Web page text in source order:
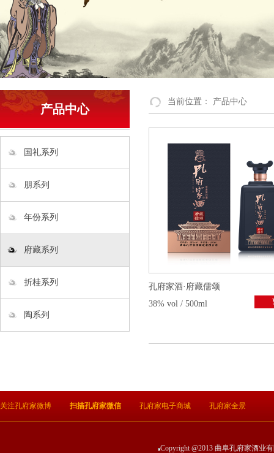
产品中心
国礼系列
朋系列
年份系列
府藏系列
折桂系列
陶系列
当前位置： 产品中心
孔府家酒·府藏儒颂
38% vol / 500ml
关注孔府家微博 扫描孔府家微信 孔府家电子商城 孔府家全景
Copyright @2013 曲阜孔府家酒业